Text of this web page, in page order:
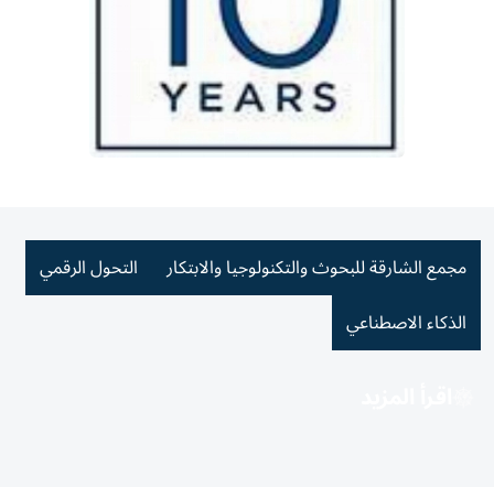
مجمع الشارقة للبحوث والتكنولوجيا والابتكار
التحول الرقمي
الذكاء الاصطناعي